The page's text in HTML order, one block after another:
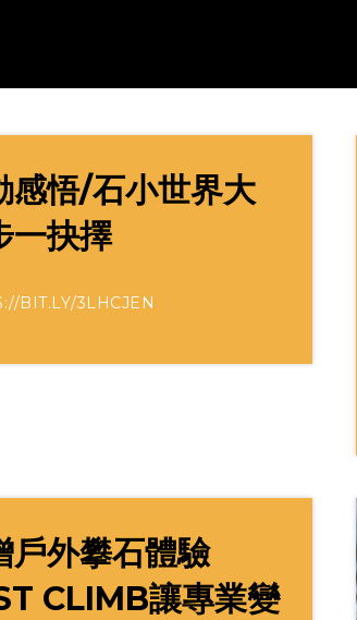
感悟/石小世界大
一抉擇
BIT.LY/3LHCJEN
戶外攀石體驗
CLIMB讓專業變